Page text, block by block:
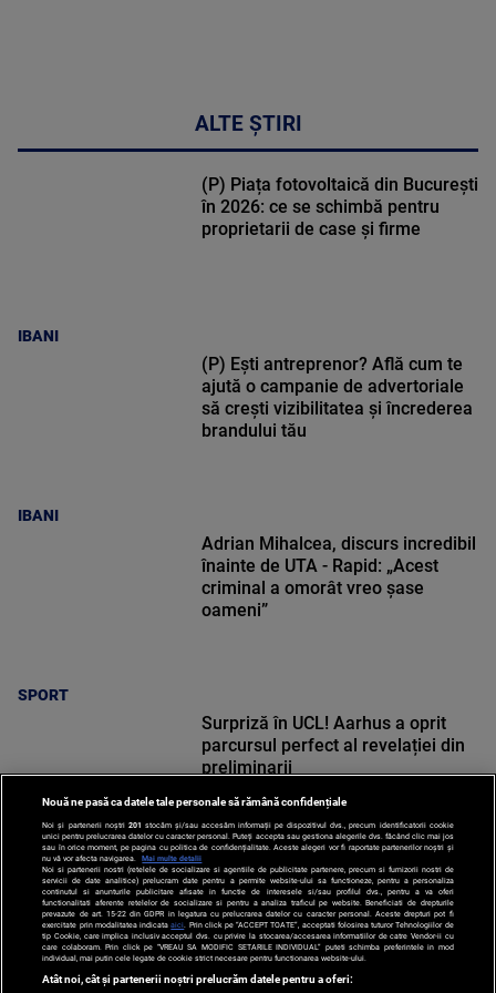
ALTE ȘTIRI
IBANI
(P) Piața fotovoltaică din București
în 2026: ce se schimbă pentru
proprietarii de case și firme
IBANI
(P) Ești antreprenor? Află cum te
ajută o campanie de advertoriale
să crești vizibilitatea și încrederea
brandului tău
SPORT
Adrian Mihalcea, discurs incredibil
înainte de UTA - Rapid: „Acest
criminal a omorât vreo șase
oameni”
SPORT
Surpriză în UCL! Aarhus a oprit
parcursul perfect al revelației din
preliminarii
Nouă ne pasă ca datele tale personale să rămână confidențiale
Noi și partenerii noștri 201 stocăm și/sau accesăm informații pe dispozitivul dvs., precum identificatorii cookie
unici pentru prelucrarea datelor cu caracter personal. Puteți accepta sau gestiona alegerile dvs. făcând clic mai jos
sau în orice moment, pe pagina cu politica de confidențialitate. Aceste alegeri vor fi raportate partenerilor noștri și
nu vă vor afecta navigarea.
Mai multe detalii
Noi si partenerii nostri (retelele de socializare si agentiile de publicitate partenere, precum si furnizorii nostri de
servicii de date analitice) prelucram date pentru a permite website-ului sa functioneze, pentru a personaliza
continutul si anunturile publicitare afisate in functie de interesele si/sau profilul dvs., pentru a va oferi
functionalitati aferente retelelor de socializare si pentru a analiza traficul pe website. Beneficiati de drepturile
prevazute de art. 15-22 din GDPR in legatura cu prelucrarea datelor cu caracter personal. Aceste drepturi pot fi
exercitate prin modalitatea indicataaici . Prin click pe “ACCEPT TOATE”, acceptati folosirea tuturor Tehnologiilor de
tip Cookie, care implica inclusiv acceptul dvs. cu privire la stocarea/accesarea informatiilor de catre Vendor-ii cu
care colaboram. Prin click pe “VREAU SA MODIFIC SETARILE INDIVIDUAL” puteti schimba preferintele in mod
individual, mai putin cele legate de cookie strict necesare pentru functionarea website-ului.
Atât noi, cât și partenerii noștri prelucrăm datele pentru a oferi: